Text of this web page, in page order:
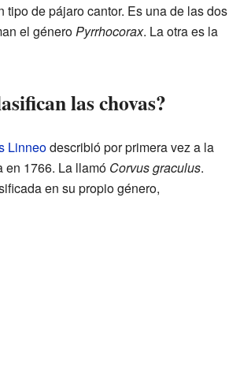
tipo de pájaro cantor. Es una de las dos
el géneroPyrrhocorax. La otra es la
las chovas?
Linneodescribió por primera vez a la
en 1766. La llamó Corvus graculus.
en su propio género,